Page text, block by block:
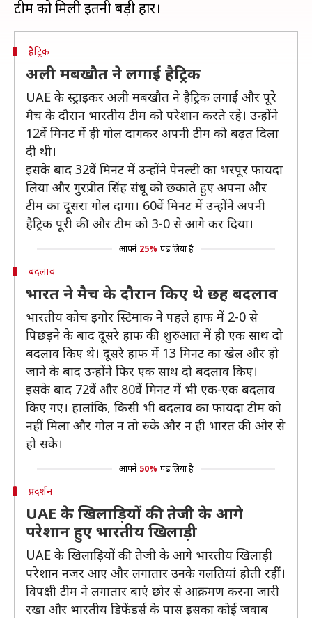
हैट्रिक
अली मबखौत ने लगाई हैट्रिक
UAE के स्ट्राइकर अली मबखौत ने हैट्रिक लगाई और पूरे
मैच के दौरान भारतीय टीम को परेशान करते रहे। उन्होंने
12वें मिनट में ही गोल दागकर अपनी टीम को बढ़त दिला
दी थी।
इसके बाद 32वें मिनट में उन्होंने पेनल्टी का भरपूर फायदा
लिया और गुरप्रीत सिंह संधू को छकाते हुए अपना और
टीम का दूसरा गोल दागा। 60वें मिनट में उन्होंने अपनी
हैट्रिक पूरी की और टीम को 3-0 से आगे कर दिया।
आपने 25% पढ़ लिया है
बदलाव
भारत ने मैच के दौरान किए थे छह बदलाव
भारतीय कोच इगोर स्टिमाक ने पहले हाफ में 2-0 से
पिछड़ने के बाद दूसरे हाफ की शुरुआत में ही एक साथ दो
बदलाव किए थे। दूसरे हाफ में 13 मिनट का खेल और हो
जाने के बाद उन्होंने फिर एक साथ दो बदलाव किए।
इसके बाद 72वें और 80वें मिनट में भी एक-एक बदलाव
किए गए। हालांकि, किसी भी बदलाव का फायदा टीम को
नहीं मिला और गोल न तो रुके और न ही भारत की ओर से
हो सके।
आपने 50% पढ़ लिया है
प्रदर्शन
UAE के खिलाड़ियों की तेजी के आगे
परेशान हुए भारतीय खिलाड़ी
UAE के खिलाड़ियों की तेजी के आगे भारतीय खिलाड़ी
परेशान नजर आए और लगातार उनके गलतियां होती रहीं।
विपक्षी टीम ने लगातार बाएं छोर से आक्रमण करना जारी
रखा और भारतीय डिफेंडर्स के पास इसका कोई जवाब